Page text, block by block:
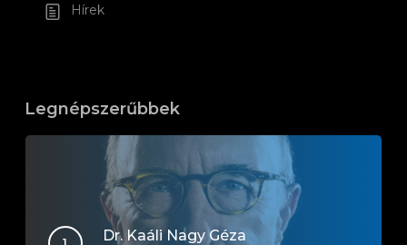
Hírek
Legnépszerűbbek
Dr. Kaáli Nagy Géza